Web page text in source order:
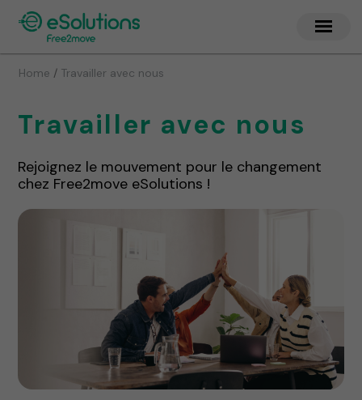
Home / Travailler avec nous
Travailler avec nous
Rejoignez le mouvement pour le changement
chez Free2move eSolutions !